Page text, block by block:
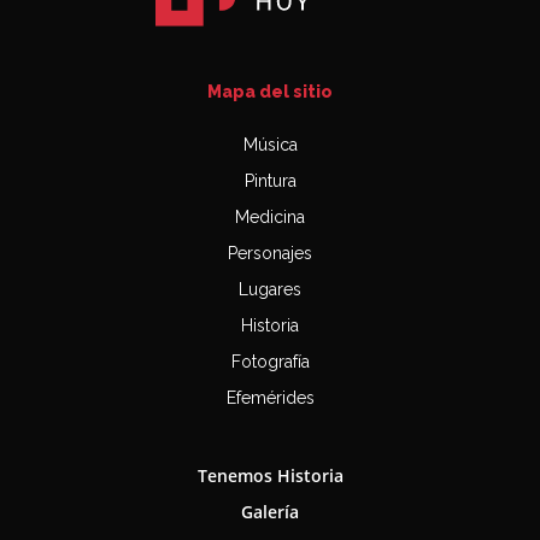
Mapa del sitio
Música
Pintura
Medicina
Personajes
Lugares
Historia
Fotografía
Efemérides
Tenemos Historia
Galería